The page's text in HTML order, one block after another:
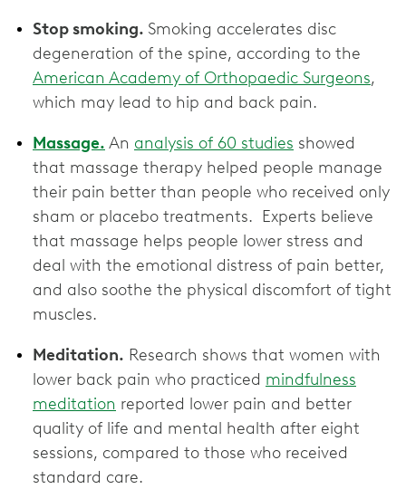
Stop smoking. Smoking accelerates disc
degeneration of the spine, according to the
American Academy of Orthopaedic Surgeons,
which may lead to hip and back pain.
Massage. An analysis of 60 studies showed
that massage therapy helped people manage
their pain better than people who received only
sham or placebo treatments. Experts believe
that massage helps people lower stress and
deal with the emotional distress of pain better,
and also soothe the physical discomfort of tight
muscles.
Meditation. Research shows that women with
lower back pain who practiced mindfulness
meditation reported lower pain and better
quality of life and mental health after eight
sessions, compared to those who received
standard care.